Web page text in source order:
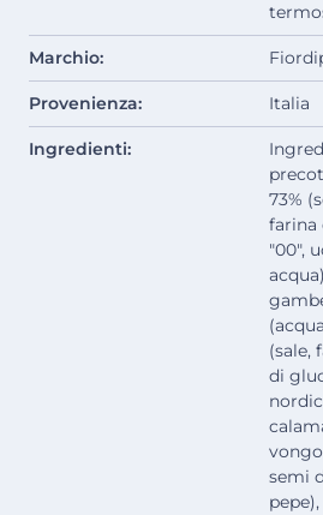
Marchio:
Provenienza: Italia
Ingredienti:
73%
farina
"00",
(sale,
di
semi